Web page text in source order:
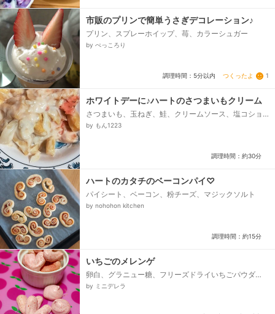
市販のプリンで簡単うさぎデコレーション♪
プリン、スプレーホイップ、苺、カラーシュガー
by ぺっころり
調理時間：5分以内 つくったよ 1
ホワイトデーに♪ハートのさつまいもクリーム
さつまいも、玉ねぎ、鮭、クリームソース、塩コショ
ウ、薄力粉、バター
by もん1223
調理時間：約30分
ハートのカタチのベーコンパイ♡
パイシート、ベーコン、粉チーズ、マジックソルト
by nohohon kitchen
調理時間：約15分
いちごのメレンゲ
卵白、グラニュー糖、フリーズドライいちごパウダ
ー、赤色食用色素、フリーズドライいちごパウダー
by ミニデレラ